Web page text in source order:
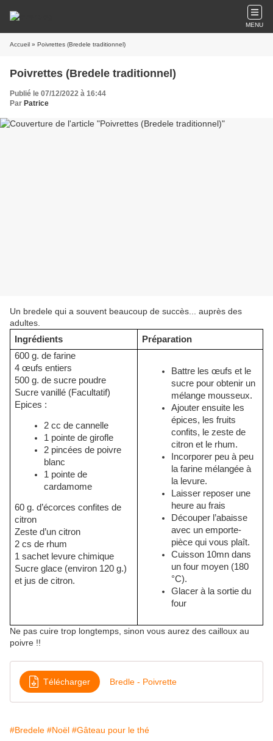
MENU
Accueil » Poivrettes (Bredele traditionnel)
Poivrettes (Bredele traditionnel)
Publié le 07/12/2022 à 16:44
Par Patrice
Un bredele qui a souvent beaucoup de succès... auprès des
adultes.
Ingrédients
Préparation
600 g. de farine
4 œufs entiers
500 g. de sucre poudre
Sucre vanillé (Facultatif)
Epices :
2 cc de cannelle
1 pointe de girofle
2 pincées de poivre
blanc
1 pointe de
cardamome
60 g. d’écorces confites de
citron
Zeste d’un citron
2 cs de rhum
1 sachet levure chimique
Sucre glace (environ 120 g.)
et jus de citron.
Battre les œufs et le
sucre pour obtenir un
mélange mousseux.
Ajouter ensuite les
épices, les fruits
confits, le zeste de
citron et le rhum.
Incorporer peu à peu
la farine mélangée à
la levure.
Laisser reposer une
heure au frais
Découper l’abaisse
avec un emporte-
pièce qui vous plaît.
Cuisson 10mn dans
un four moyen (180
°C).
Glacer à la sortie du
four
Ne pas cuire trop longtemps, sinon vous aurez des cailloux au
poivre !!
Télécharger Bredle - Poivrette
#Bredele #Noël #Gâteau pour le thé